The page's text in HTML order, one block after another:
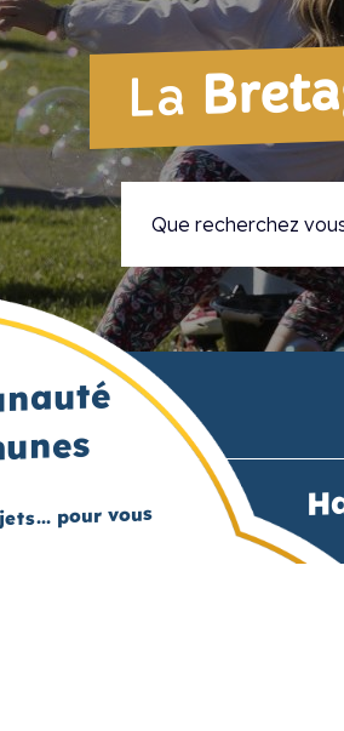
La
pour vous